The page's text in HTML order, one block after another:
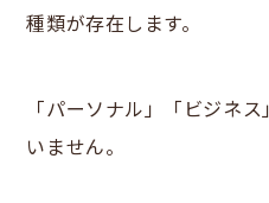
種類が存在します。
「パーソナル」「ビジネ
いません。